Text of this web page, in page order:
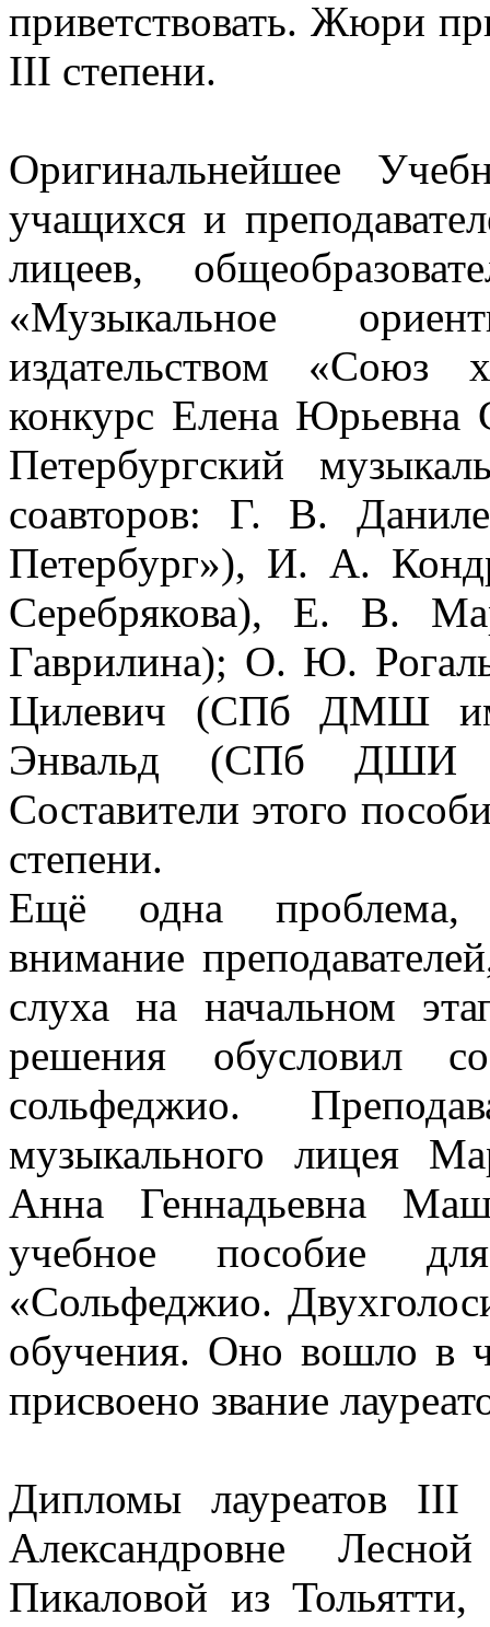
приветствовать. Жюри
III степени.
Оригинальнейшее
учащихся и
лицеев,
«Музыкальное
издательством «Союз
конкурс Елена
Петербургский
соавторов: Г. В.
Петербург»), И. А.
Серебрякова), Е. В.
Гаврилина); О. Ю.
Цилевич (СПб ДМШ
Энвальд (СПб ДШИ
Составители этого
степени.
Ещё одна проблема,
внимание
слуха на начальном
решения обусловил
сольфеджио.
музыкального лицея
Анна Геннадьевна
учебное пособие
«Сольфеджио.
обучения. Оно вошло в
присвоено звание
Дипломы лауреатов III
Александровне
Пикаловой из